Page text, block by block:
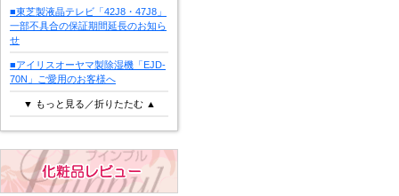
■東芝製液晶テレビ「42J8・47J8」
一部不具合の保証期間延長のお知ら
せ
■アイリスオーヤマ製除湿機「EJD-
70N」ご愛用のお客様へ
▼ もっと見る／折りたたむ ▲